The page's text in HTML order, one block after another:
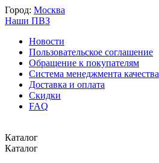
Город: Москва
Наши ПВЗ
Новости
Пользовательское соглашение
Обращение к покупателям
Система менеджмента качества
Доставка и оплата
Скидки
FAQ
Каталог
Каталог